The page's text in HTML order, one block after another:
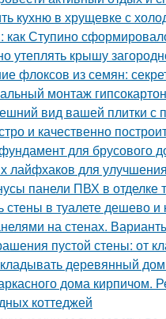
кухню в хрущевке с
как Ступино
утеплять крышу
флоксов из семян:
монтаж
вид вашей плитки с
и качественно
для брусового
лайфхаков для
панели ПВХ в отделке
стены в туалете дешево
на стенах.
пустой стены: от
деревянный
дома кирпичом.
коттеджей